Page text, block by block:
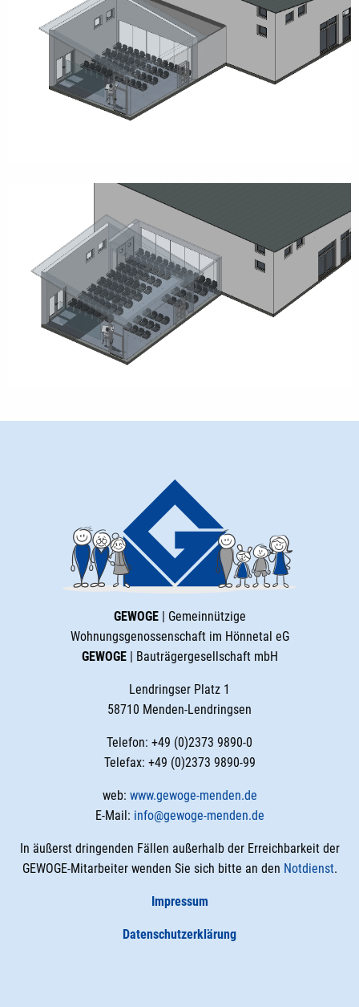
GEWOGE| Gemeinnützige
Wohnungsgenossenschaft im Hönnetal eG
GEWOGE| Bauträgergesellschaft mbH
Lendringser Platz 1
58710 Menden-Lendringsen
Telefon: +49 (0)2373 9890-0
Telefax: +49 (0)2373 9890-99
web: www.gewoge-menden.de
E-Mail: info@gewoge-menden.de
In äußerst dringenden Fällen außerhalb der Erreichbarkeit der
GEWOGE-Mitarbeiter wenden Sie sich bitte an den Notdienst.
Impressum
Datenschutzerklärung